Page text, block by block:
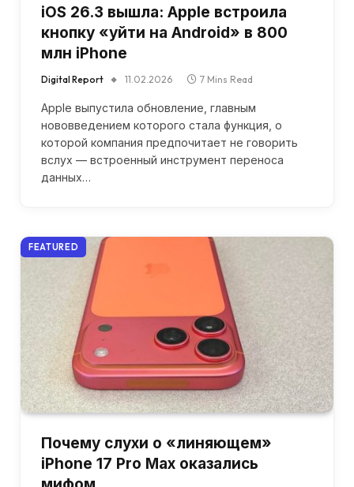
iOS 26.3 вышла: Apple встроила
кнопку «уйти на Android» в 800
млн iPhone
Digital Report 11.02.2026 7 Mins Read
Apple выпустила обновление, главным
нововведением которого стала функция, о
которой компания предпочитает не говорить
вслух — встроенный инструмент переноса
данных…
FEATURED
Почему слухи о «линяющем»
iPhone 17 Pro Max оказались